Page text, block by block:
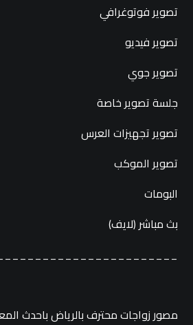
تصوير فوتوغرافي
تصوير فيديو
تصوير جوي
جلسة تصوير خاصة
تصوير تجهيزات العرس
تصوير الموكب
البومات
بث مباشر (لايف)
مصور زواجات محترف بالرياض باحدث